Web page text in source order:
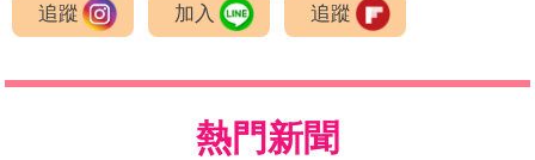
追蹤 加入 追蹤
熱門新聞